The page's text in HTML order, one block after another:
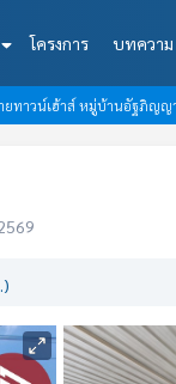
โครงการ บทความ
ยทาวน์เฮ้าส์ หมู่บ้านอัฐภิญญ